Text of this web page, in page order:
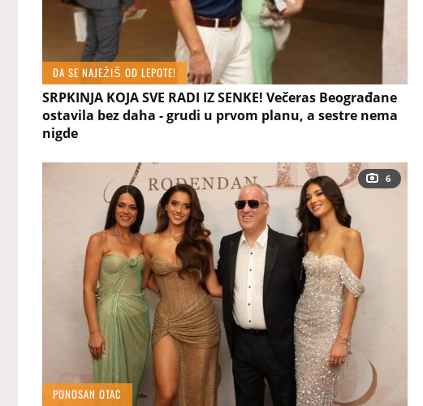
DA SE NAJEŽIŠ OD LEPOTE!
SRPKINJA KOJA SVE RADI IZ SENKE! Večeras Beograđane
ostavila bez daha - grudi u prvom planu, a sestre nema
nigde
6
PONOSAN OTAC